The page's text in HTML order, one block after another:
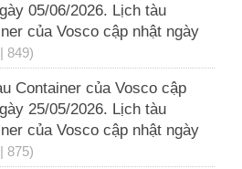
05/06/2026. Lịch tàu
của Vosco cập nhật ngày
849)
Container của Vosco cập
25/05/2026. Lịch tàu
của Vosco cập nhật ngày
875)